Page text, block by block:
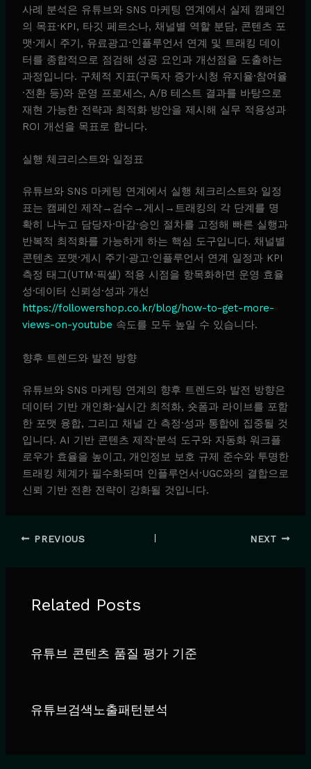
사례 분석은 유튜브와 SNS 마케팅 연계에서 실제 캠페인
의 목표·KPI, 타깃 페르소나, 채널별 역할 분담, 콘텐츠 포
맷·게시 주기, 유료광고·인플루언서 연계 및 트래킹 데이
터를 종합적으로 점검해 성공 요인과 개선점을 도출하는
과정입니다. 구체적 지표(구독자 증가·시청 유지율·참여율
·전환 등)와 운영 프로세스, A/B 테스트 결과를 바탕으로
재현 가능한 전략과 최적화 방안을 제시해 실무 적용성과
ROI 개선을 목표로 합니다.
실행 체크리스트와 일정표
유튜브와 SNS 마케팅 연계에서 실행 체크리스트와 일정
표는 캠페인 제작→검수→게시→트래킹의 각 단계를 명
확히 나누고 담당자·마감·승인 절차를 고정해 빠른 실행과
반복적 최적화를 가능하게 하는 핵심 도구입니다. 채널별
콘텐츠 포맷·게시 주기·광고·인플루언서 연계 일정과 KPI
측정 태그(UTM·픽셀) 적용 시점을 항목화하면 운영 효율
성·데이터 신뢰성·성과 개선
https://followershop.co.kr/blog/how-to-get-more-
views-on-youtube 속도를 모두 높일 수 있습니다.
향후 트렌드와 발전 방향
유튜브와 SNS 마케팅 연계의 향후 트렌드와 발전 방향은
데이터 기반 개인화·실시간 최적화, 숏폼과 라이브를 포함
한 포맷 융합, 그리고 채널 간 측정·성과 통합에 집중될 것
입니다. AI 기반 콘텐츠 제작·분석 도구와 자동화 워크플
로우가 효율을 높이고, 개인정보 보호 규제 준수와 투명한
트래킹 체계가 필수화되며 인플루언서·UGC와의 결합으로
신뢰 기반 전환 전략이 강화될 것입니다.
PREVIOUS NEXT
Related Posts
유튜브 콘텐츠 품질 평가 기준
유튜브검색노출패턴분석